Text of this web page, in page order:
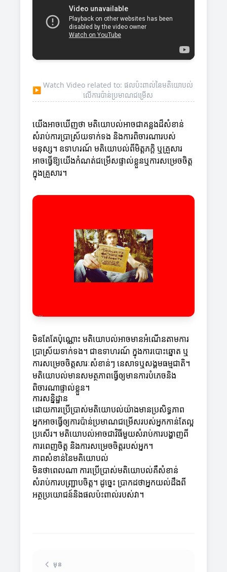
▶
Watch Video related to: ផលប៉ះពាល់នៃមតិយោបល់
លើការប៉ាន់ប្រមាណជម្រើស
យើងអាចឃើញថា មតិយោបល់អាចជាគន្លងដ៏សំខាន់
សំរាប់ការប្រាស្រ័យទាក់ទង និងការពិចារណារបស់
មនុស្ស។ ឧទាហរណ៍ មតិយោបល់ពីមិត្តភក្តិ ឬគ្រួសារ
អាចធ្វើឱ្យយើងកំណត់ជម្រើសផ្ទាល់ខ្លួនឬការសម្រេចចិត្ត
ក្នុងគ្រួសារ។
មិនតែតែប៉ុណ្ណោះ មតិយោបល់អាចមានអំណើនតាមការ
ប្រាស្រ័យទាក់ទង។ ជាឧទាហរណ៍ ក្នុងការបោះឆ្នោត ឬ
ការសម្រេចចិត្តសារៈសំខាន់ៗ នេសាទឬសង្គមធម្មជាតិ។
មតិយោបល់មានសមត្ថភាពធ្វើឲ្យមានការបំភេចនិង
ពិចារណាផ្ទាល់ខ្លួន។
ការសន្និដ្ឋាន
ដោយការប្រើប្រាស់មតិយោបល់យ៉ាងមានប្រសិទ្ធភាព
អ្នកអាចធ្វើឲ្យការប៉ាន់ប្រមាណជម្រើសរបស់អ្នកកាន់តែល្អ
ប្រសើរ។ មតិយោបល់អាចជាវិធីមួយសំរាប់ការបង្ហាញពី
ការពេញចិត្ត និងការសម្រេចចិត្តរបស់អ្នក។
ភាពសំខាន់នៃមតិយោបល់
មិនថាពេលណា ការប្រើប្រាស់មតិយោបល់គឺសំខាន់
សំរាប់ការបញ្ជ្រាបចិត្ត។ ដូច្នេះ ប្រាកដថាអ្នកយល់ដឹងពី
អត្ថប្រយោជន៍និងផលប៉ះពាល់របស់វា។
មុន